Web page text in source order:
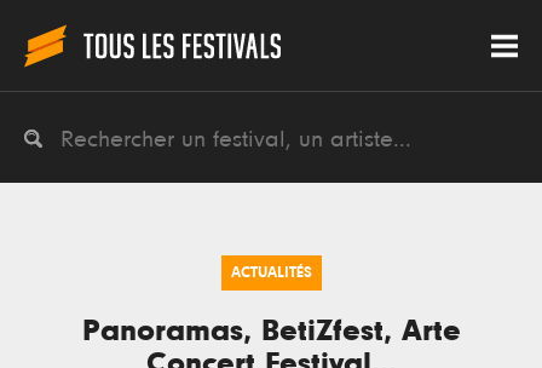
ACTUALITÉS
Panoramas, BetiZfest, Arte